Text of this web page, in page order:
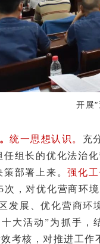
开展
统一思想认识。 充
组长的优化法治
策部署上来。强化
，对优化营商环
发展、优化营商
大活动”为抓手
考核，对推进工